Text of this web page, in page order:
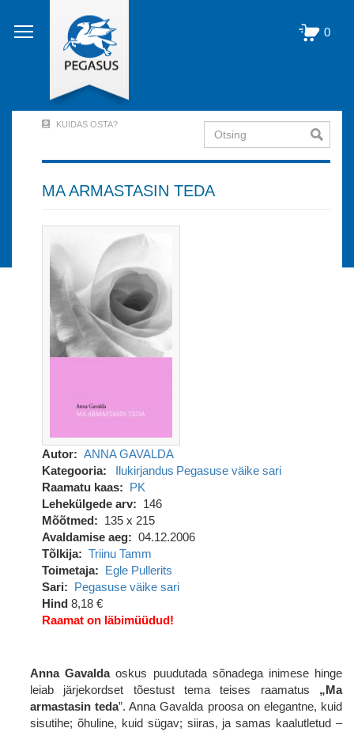
edasi
põhisisu
0
Account
Menu
out)
KUIDAS OSTA? Otsing
MA ARMASTASIN TEDA
Autor
ANNA GAVALDA
Kategooria
Ilukirjandus Pegasuse väike sari
Raamatu kaas
PK
Lehekülgede arv
146
Mõõtmed
135 x 215
Avaldamise aeg
04.12.2006
Tõlkija
Triinu Tamm
Toimetaja
Egle Pullerits
Sari
Pegasuse väike sari
Hind 8,18 €
Raamat on läbimüüdud!
Anna Gavaldaoskus puudutada sõnadega inimese hinge
leiab järjekordset tõestust tema teises raamatus „Ma
armastasin teda”. Anna Gavalda proosa on elegantne, kuid
sisutihe; õhuline, kuid sügav; siiras, ja samas kaalutletud –